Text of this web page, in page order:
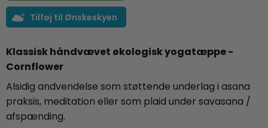
Tilføj til Ønskeskyen
Klassisk håndvævet økologisk yogatæppe -
Cornflower
Alsidig andvendelse som støttende underlag i asana
praksis, meditation eller som plaid under savasana /
afspænding.